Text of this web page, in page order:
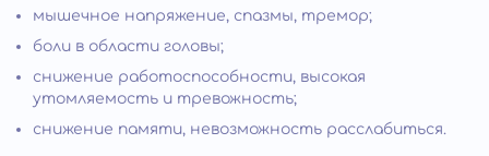
мышечное напряжение, спазмы, тремор;
боли в области головы;
снижение работоспособности, высокая
утомляемость и тревожность;
снижение памяти, невозможность расслабиться.